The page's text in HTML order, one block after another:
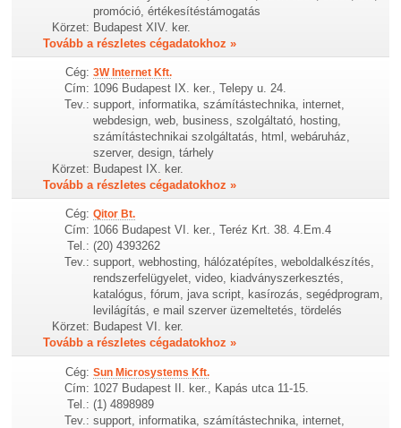
promóció, értékesítéstámogatás
Körzet: Budapest XIV. ker.
Tovább a részletes cégadatokhoz »
Cég: 3W Internet Kft.
Cím: 1096 Budapest IX. ker., Telepy u. 24.
Tev.: support, informatika, számítástechnika, internet,
webdesign, web, business, szolgáltató, hosting,
számítástechnikai szolgáltatás, html, webáruház,
szerver, design, tárhely
Körzet: Budapest IX. ker.
Tovább a részletes cégadatokhoz »
Cég: Qitor Bt.
Cím: 1066 Budapest VI. ker., Teréz Krt. 38. 4.Em.4
Tel.: (20) 4393262
Tev.: support, webhosting, hálózatépítes, weboldalkészítés,
rendszerfelügyelet, video, kiadványszerkesztés,
katalógus, fórum, java script, kasírozás, segédprogram,
levilágítás, e mail szerver üzemeltetés, tördelés
Körzet: Budapest VI. ker.
Tovább a részletes cégadatokhoz »
Cég: Sun Microsystems Kft.
Cím: 1027 Budapest II. ker., Kapás utca 11-15.
Tel.: (1) 4898989
Tev.: support, informatika, számítástechnika, internet,